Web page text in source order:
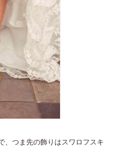
、つま先の飾りはスワロフスキ